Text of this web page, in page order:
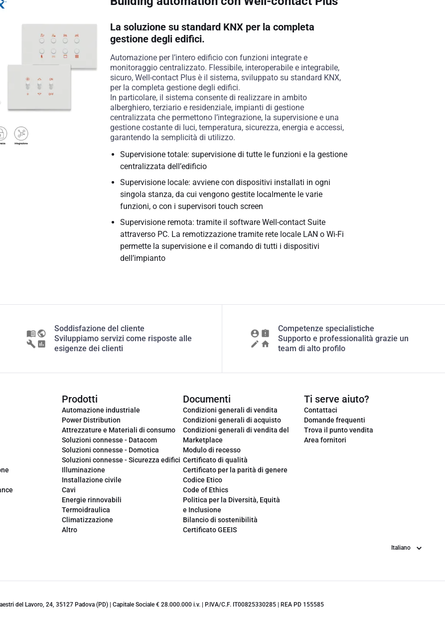
La soluzione su standard KNX per la completa
gestione degli edifici.
Automazione per l’intero edificio con funzioni integrate e
monitoraggio centralizzato. Flessibile, interoperabile e integrabile,
sicuro, Well-contact Plus è il sistema, sviluppato su standard KNX,
per la completa gestione degli edifici.
In particolare, il sistema consente di realizzare in ambito
alberghiero, terziario e residenziale, impianti di gestione
centralizzata che permettono l’integrazione, la supervisione e una
gestione costante di luci, temperatura, sicurezza, energia e accessi,
garantendo la semplicità di utilizzo.
Supervisione totale: supervisione di tutte le funzioni e la gestione
centralizzata dell’edificio
Supervisione locale: avviene con dispositivi installati in ogni
singola stanza, da cui vengono gestite localmente le varie
funzioni, o con i supervisori touch screen
Supervisione remota: tramite il software Well-contact Suite
attraverso PC. La remotizzazione tramite rete locale LAN o Wi-Fi
permette la supervisione e il comando di tutti i dispositivi
dell’impianto
Soddisfazione del cliente
Sviluppiamo servizi come risposte alle
esigenze dei clienti
Competenze specialistiche
Supporto e professionalità grazie un
team di alto profilo
Prodotti
Automazione industriale
Power Distribution
Attrezzature e Materiali di consumo
Soluzioni connesse - Datacom
Soluzioni connesse - Domotica
Soluzioni connesse - Sicurezza edifici
Illuminazione
Installazione civile
Cavi
Energie rinnovabili
Termoidraulica
Climatizzazione
Altro
Documenti
Condizioni generali di vendita
Condizioni generali di acquisto
Condizioni generali di vendita del
Marketplace
Modulo di recesso
Certificato di qualità
Certificato per la parità di genere
Codice Etico
Code of Ethics
Politica per la Diversità, Equità
e Inclusione
Bilancio di sostenibilità
Certificato GEEIS
Ti serve aiuto?
Contattaci
Domande frequenti
Trova il punto vendita
Area fornitori
Lingua
del Lavoro, 24, 35127 Padova (PD) | Capitale Sociale € 28.000.000 i.v. | P.IVA/C.F. IT00825330285 | REA PD 155585